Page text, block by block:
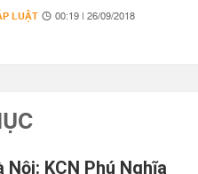
LUẬT 00:19 | 26/09/2018
Nội: KCN Phú Nghĩa